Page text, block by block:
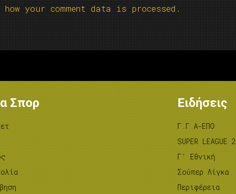
how your comment data is processed.
Σπορ Ειδήσεις
Γ.Γ.Α-ΕΠΟ
SUPER LEAGUE 2
Γ’ Εθνική
Σούπερ Λίγκα
Περιφέρεια